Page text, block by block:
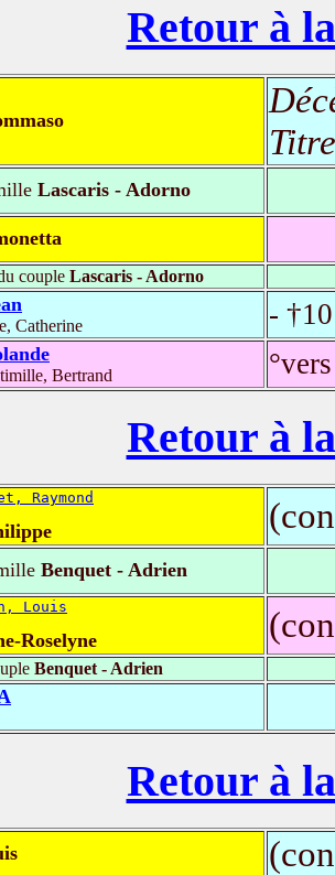
Retour à
Lascaris - Adorno
couple Lascaris - Adorno
Catherine -
Bertrand
Retour à
Raymond
Benquet - Adrien
Louis
Roselyne
Benquet - Adrien
Retour à